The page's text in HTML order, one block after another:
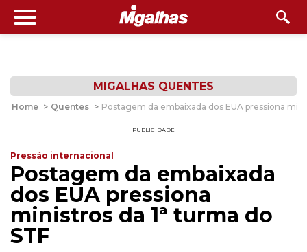
MIGALHAS QUENTES
Home > Quentes > Postagem da embaixada dos EUA pressiona
PUBLICIDADE
Pressão internacional
Postagem da embaixada
dos EUA pressiona
ministros da 1ª turma do
STF